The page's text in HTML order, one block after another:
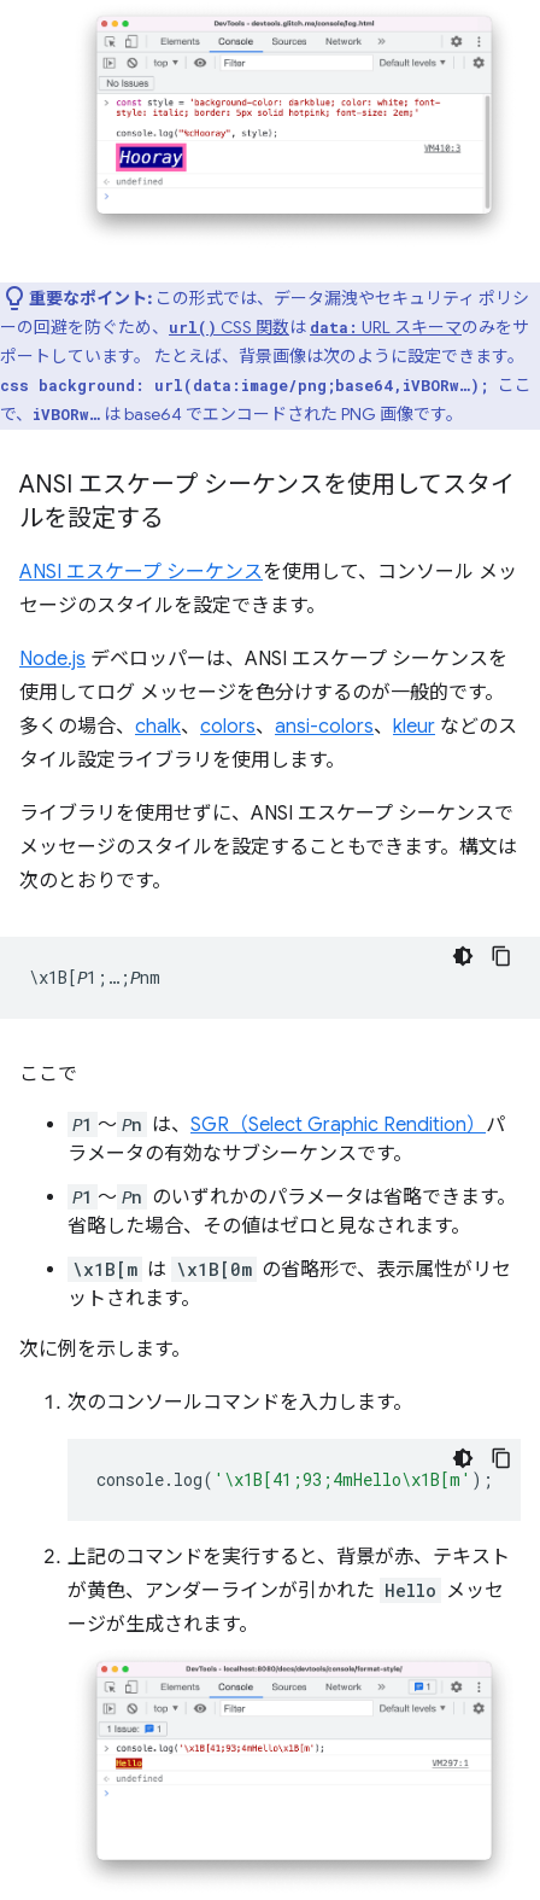
重要なポイント: この形式では、データ漏洩やセキュリティ ポリシ
ーの回避を防ぐため、
url() CSS 関数は data: URL スキーマのみをサ
ポートしています。 たとえば、背景画像は次のように設定できます。
css background: url(data:image/png;base64,iVBORw…);
ここ
で、
iVBORw… は base64 でエンコードされた PNG 画像です。
ANSI エスケープ シーケンスを使用してスタイ
ルを設定する
ANSI エスケープ シーケンスを使用して、コンソール メッ
セージのスタイルを設定できます。
Node.js デベロッパーは、ANSI エスケープ シーケンスを
使用してログ メッセージを色分けするのが一般的です。
多くの場合、 chalk、 colors、 ansi-colors、 kleur などのス
タイル設定ライブラリを使用します。
ライブラリを使用せずに、ANSI エスケープ シーケンスで
メッセージのスタイルを設定することもできます。構文は
次のとおりです。
ここで
𝘗1 ～ 𝘗n は、 SGR（Select Graphic Rendition） パ
ラメータの有効なサブシーケンスです。
𝘗1 ～ 𝘗n のいずれかのパラメータは省略できます。
省略した場合、その値はゼロと見なされます。
\x1B[m は \x1B[0m の省略形で、表示属性がリセ
ットされます。
次に例を示します。
次のコンソールコマンドを入力します。
console. log( '\x1B[41;93;4mHello\x1B[m' );
上記のコマンドを実行すると、背景が赤、テキスト
が黄色、アンダーラインが引かれた Hello メッセ
ージが生成されます。